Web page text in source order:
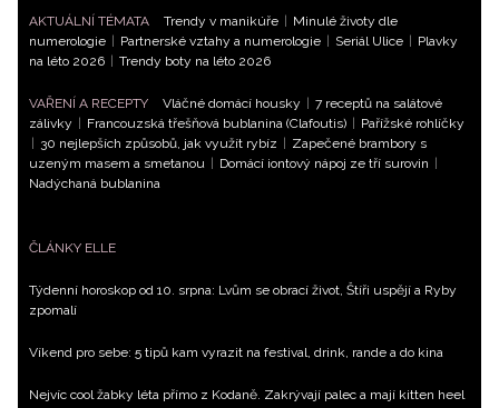
AKTUÁLNÍ TÉMATA Trendy v manikúře
Minulé životy dle
numerologie
Partnerské vztahy a numerologie Seriál Ulice
Plavky
na léto 2026
Trendy boty na léto 2026
VAŘENÍ A RECEPTY Vláčné domácí housky
7 receptů na salátové
zálivky
Francouzská třešňová bublanina (Clafoutis)
Pařížské rohlíčky
30 nejlepších způsobů, jak využít rybíz
Zapečené brambory s
uzeným masem a smetanou
Domácí iontový nápoj ze tří surovin
Nadýchaná bublanina
ČLÁNKY ELLE
Týdenní horoskop od 10. srpna: Lvům se obrací život, Štíři uspějí a Ryby
zpomalí
Víkend pro sebe: 5 tipů kam vyrazit na festival, drink, rande a do kina
Nejvíc cool žabky léta přímo z Kodaně. Zakrývají palec a mají kitten heel